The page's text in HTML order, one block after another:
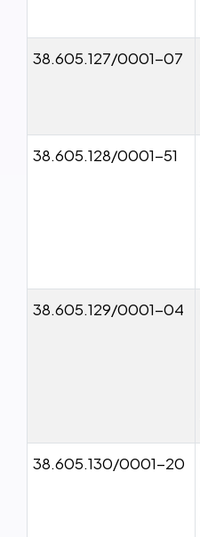
38.605.127/0001-07
38.605.128/0001-51
38.605.129/0001-04
38.605.130/0001-20